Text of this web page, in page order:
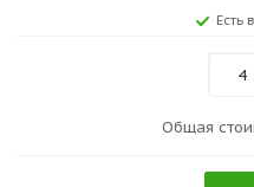
Есть
4
Общая